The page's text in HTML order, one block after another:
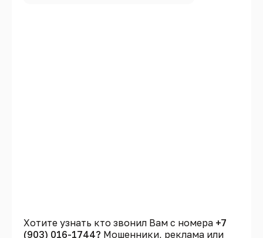
Хотите узнать кто звонил Вам с номера +7
(903) 016-1744? Мошенники, реклама или